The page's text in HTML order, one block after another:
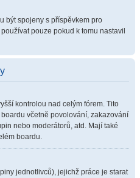
být spojeny s příspěvkem pro
pouze pokud k tomu nastavil
kontrolou nad celým fórem. Tito
včetně povolování, zakazování
nebo moderátorů, atd. Mají také
boardu.
jednotlivců), jejichž práce je starat